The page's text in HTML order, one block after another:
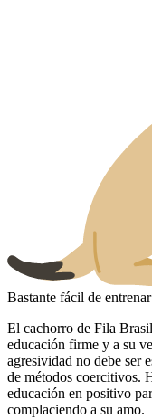
Bastante fácil de
El cachorro de Fila
educación firme y a su
agresividad no debe ser
de métodos coercitivos.
educación en positivo
complaciendo a su amo.